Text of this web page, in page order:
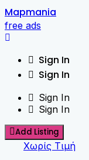
Skip
to
content
Mapmania
free ads
Sign In
Sign In
Sign In
Sign In
Add Listing
Χωρίς Τιμή